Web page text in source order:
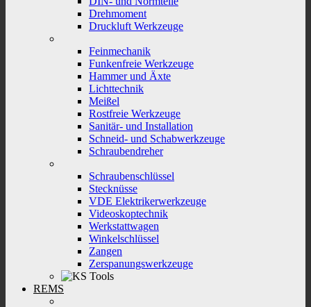
Drehmoment
Druckluft Werkzeuge
Feinmechanik
Funkenfreie Werkzeuge
Hammer und Äxte
Lichttechnik
Meißel
Rostfreie Werkzeuge
Sanitär- und Installation
Schneid- und Schabwerkzeuge
Schraubendreher
Schraubenschlüssel
Stecknüsse
VDE Elektrikerwerkzeuge
Videoskoptechnik
Werkstattwagen
Winkelschlüssel
Zangen
Zerspanungswerkzeuge
REMS